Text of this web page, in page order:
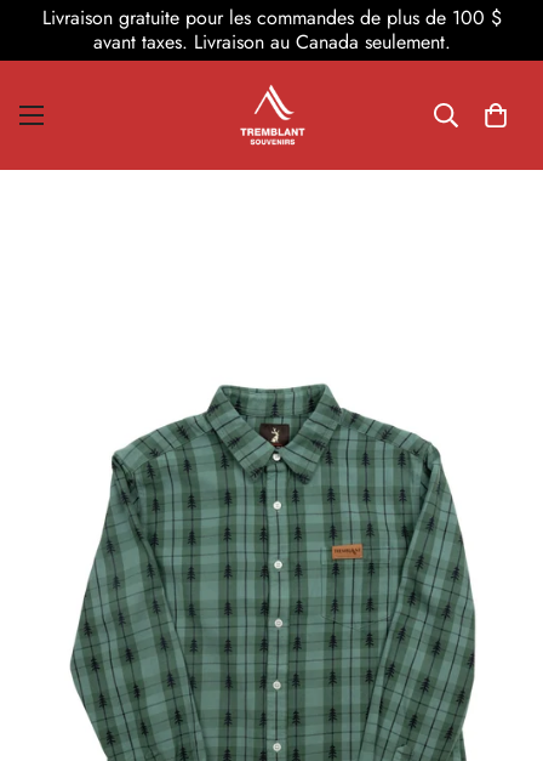
Livraison gratuite pour les commandes de plus de 100 $
avant taxes. Livraison au Canada seulement.